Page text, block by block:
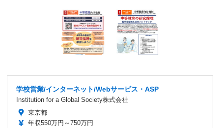
学校営業/インターネット/Webサービス・ASP
Institution for a Global Society株式会社
東京都
年収550万円～750万円